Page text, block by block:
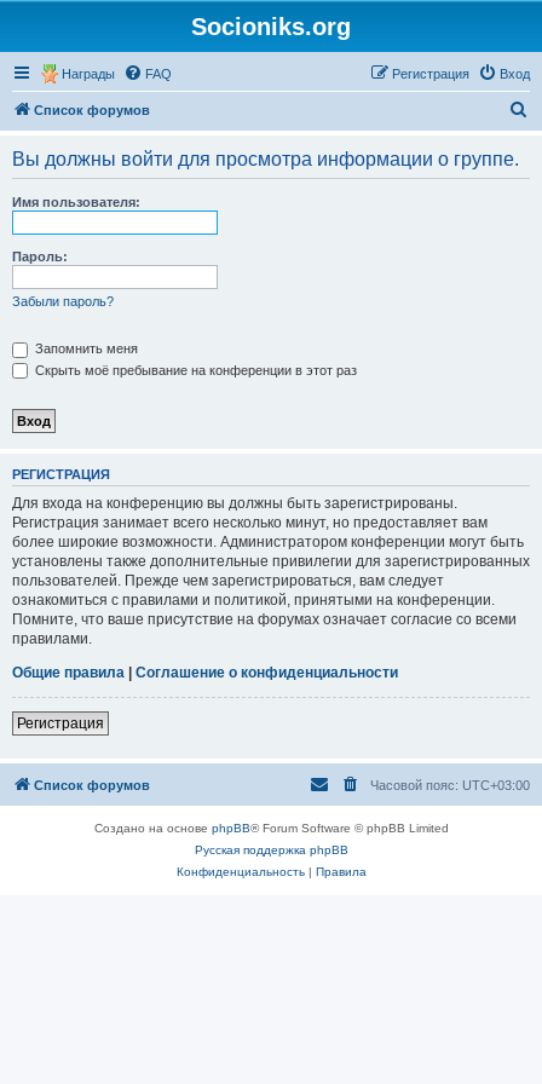
Socioniks.org
Награды FAQ Вход
Регистрация
Список форумов
Вы должны войти для просмотра информации о группе.
Имя пользователя:
Пароль:
Забыли пароль?
Запомнить меня
Скрыть моё пребывание на конференции в этот раз
РЕГИСТРАЦИЯ
Для входа на конференцию вы должны быть зарегистрированы.
Регистрация занимает всего несколько минут, но предоставляет вам
более широкие возможности. Администратором конференции могут быть
установлены также дополнительные привилегии для зарегистрированных
пользователей. Прежде чем зарегистрироваться, вам следует
ознакомиться с правилами и политикой, принятыми на конференции.
Помните, что ваше присутствие на форумах означает согласие со всеми
правилами.
Общие правила | Соглашение о конфиденциальности
Регистрация
Список форумов Часовой пояс: UTC+03:00
Создано на основе phpBB® Forum Software © phpBB Limited
Русская поддержка phpBB
Конфиденциальность| Правила